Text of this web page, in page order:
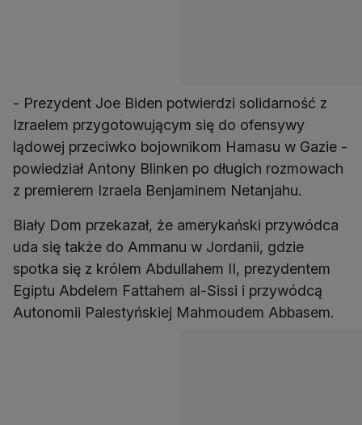
- Prezydent Joe Biden potwierdzi solidarność z
Izraelem przygotowującym się do ofensywy
lądowej przeciwko bojownikom Hamasu w Gazie -
powiedział Antony Blinken po długich rozmowach
z premierem Izraela Benjaminem Netanjahu.
Biały Dom przekazał, że amerykański przywódca
uda się także do Ammanu w Jordanii, gdzie
spotka się z królem Abdullahem II, prezydentem
Egiptu Abdelem Fattahem al-Sissi i przywódcą
Autonomii Palestyńskiej Mahmoudem Abbasem.